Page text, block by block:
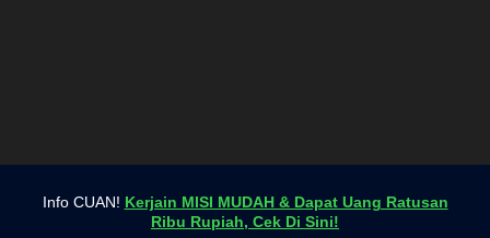
Info CUAN! Kerjain MISI MUDAH & Dapat Uang Ratusan
Ribu Rupiah, Cek Di Sini!